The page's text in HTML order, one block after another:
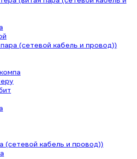
(сетевой кабель и провод))
(сетевой кабель и провод))